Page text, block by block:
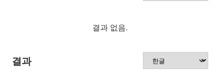
결과 없음.
결과